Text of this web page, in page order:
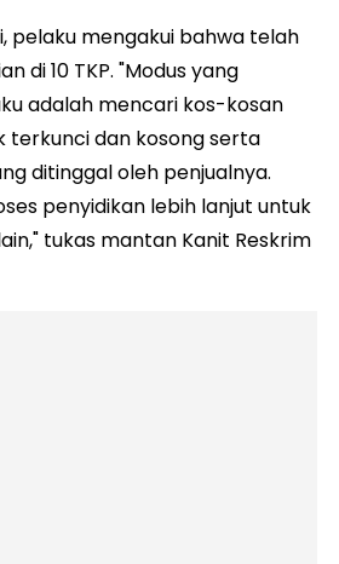
pelaku mengakui bahwa telah
di 10 TKP. "Modus yang
adalah mencari kos-kosan
terkunci dan kosong serta
ditinggal oleh penjualnya.
penyidikan lebih lanjut untuk
tukas mantan Kanit Reskrim